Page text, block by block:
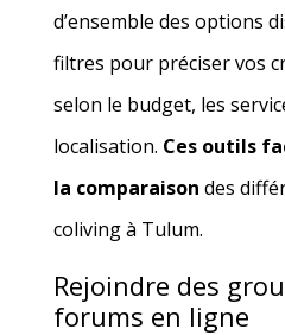
d’ensemble des options
filtres pour préciser vos
selon le budget, les
localisation. Ces outils
la comparaison des
coliving à Tulum.
Rejoindre des
forums en ligne